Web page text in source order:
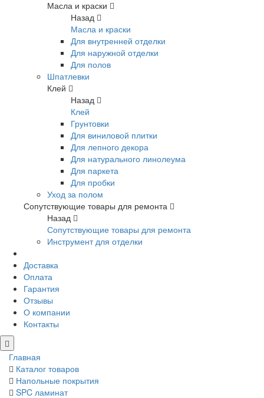
Масла и краски
Назад
Масла и краски
Для внутренней отделки
Для наружной отделки
Для полов
Шпатлевки
Клей
Назад
Клей
Грунтовки
Для виниловой плитки
Для лепного декора
Для натурального линолеума
Для паркета
Для пробки
Уход за полом
Сопутствующие товары для ремонта
Назад
Сопутствующие товары для ремонта
Инструмент для отделки
Доставка
Оплата
Гарантия
Отзывы
О компании
Контакты
Главная
Каталог товаров
Напольные покрытия
SPC ламинат